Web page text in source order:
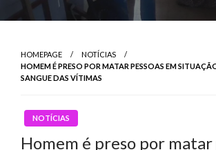
HOMEPAGE
NOTÍCIAS
HOMEM É PRESO POR MATAR PESSOAS EM
SANGUE DAS VÍTIMAS
NOTÍCIAS
Homem é preso por matar